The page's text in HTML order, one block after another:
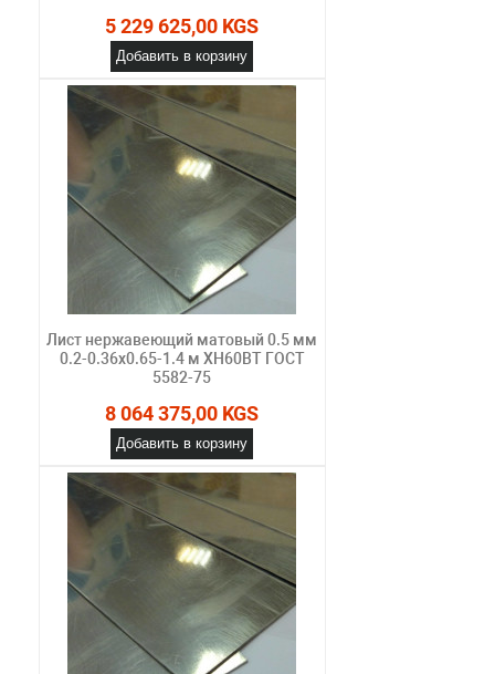
5 229 625,00 KGS
Добавить в корзину
Лист нержавеющий матовый 0.5 мм
0.2-0.36х0.65-1.4 м ХН60ВТ ГОСТ
5582-75
8 064 375,00 KGS
Добавить в корзину